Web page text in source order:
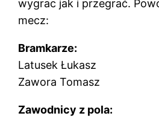
wygrac jak i przegrać.
mecz:
Bramkarze:
Latusek Łukasz
Zawora Tomasz
Zawodnicy z pola: